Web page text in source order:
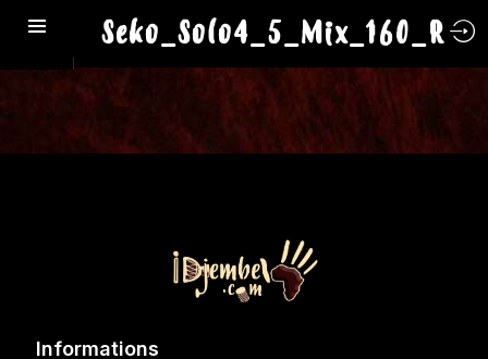
Seko_Solo4_5_Mix_160_R
Informations